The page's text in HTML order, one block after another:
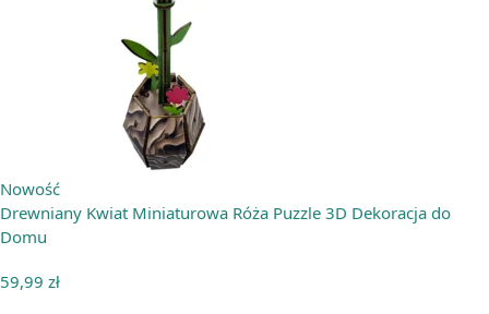
Nowość
Drewniany Kwiat Miniaturowa Róża Puzzle 3D Dekoracja do
Domu
59,99 zł